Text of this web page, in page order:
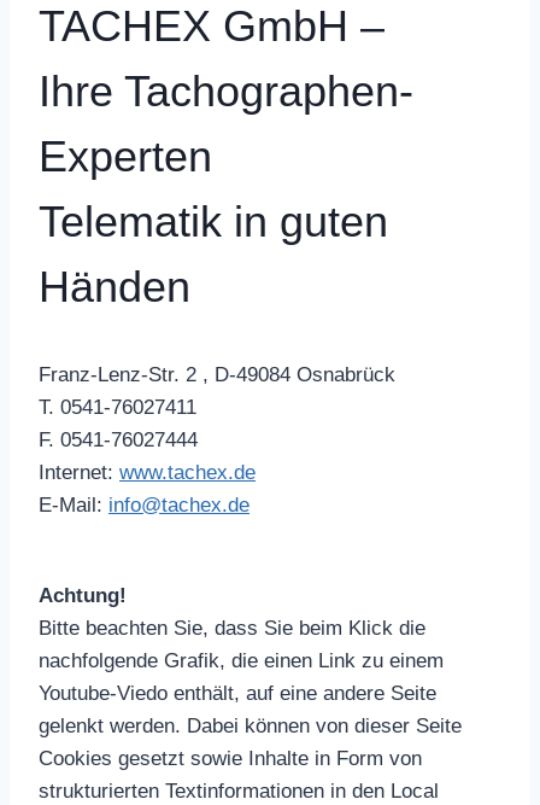
TACHEX GmbH –
Ihre Tachographen-
Experten
Telematik in guten
Händen
Franz-Lenz-Str. 2 , D-49084 Osnabrück
T. 0541-76027411
F. 0541-76027444
Internet: www.tachex.de
E-Mail: info@tachex.de
Achtung!
Bitte beachten Sie, dass Sie beim Klick die
nachfolgende Grafik, die einen Link zu einem
Youtube-Viedo enthält, auf eine andere Seite
gelenkt werden. Dabei können von dieser Seite
Cookies gesetzt sowie Inhalte in Form von
strukturierten Textinformationen in den Local